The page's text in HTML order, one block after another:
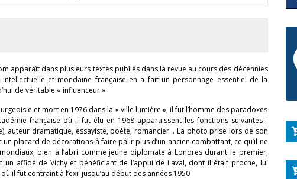
apparaît dans plusieurs textes publiés dans la revue au cours des décennies
et mondaine française en a fait un personnage essentiel de la
de véritable « influenceur ».
et mort en 1976 dans la « ville lumière », il fut l’homme des paradoxes
française où il fut élu en 1968 apparaissent les fonctions suivantes :
auteur dramatique, essayiste, poète, romancier… La photo prise lors de son
placard de décorations à faire pâlir plus d’un ancien combattant, ce qu’il ne
bien à l’abri comme jeune diplomate à Londres durant le premier,
affidé de Vichy et bénéficiant de l’appui de Laval, dont il était proche, lui
il fut contraint à l’exil jusqu’au début des années 1950.